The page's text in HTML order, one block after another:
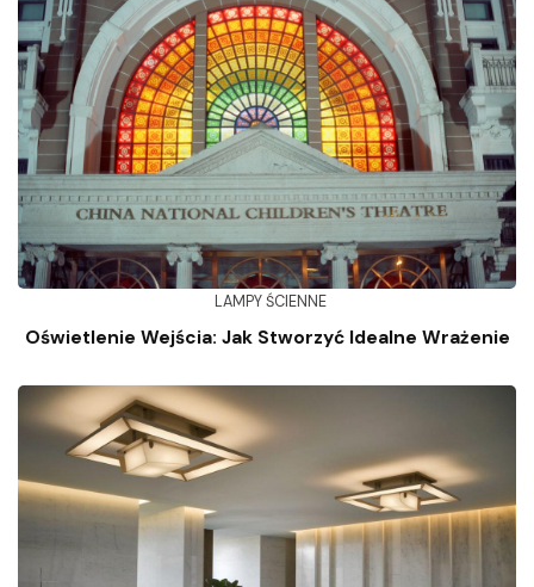
LAMPY ŚCIENNE
Oświetlenie Wejścia: Jak Stworzyć Idealne Wrażenie